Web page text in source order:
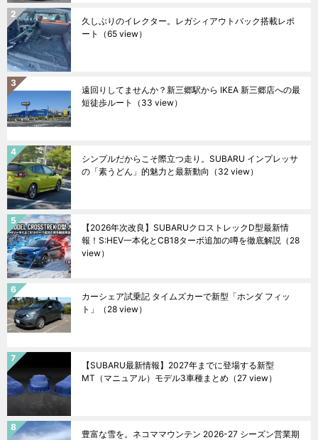
久しぶりのイレクター。レガシィアウトバック搭載レポ
ート
（65 view）
遠回りしてませんか？新三郷駅から IKEA 新三郷店への最
短徒歩ルート
（33 view）
シンプルだからこそ際立つ走り。SUBARU インプレッサ
の「素うどん」的魅力と最新動向 （32 view）
【2026年次改良】SUBARUクロストレックD型最新情
報！S:HEV一本化とCB18ターボ追加の噂を徹底解説 （28
view）
カーシェア試乗記 タイムズカーで新型「ホンダ フィッ
ト」
（28 view）
【SUBARU最新情報】2027年までに登場する新型
MT（マニュアル）モデル3車種まとめ （27 view）
豊富な雪を。ネコママウンテン 2026-27 シーズン営業期